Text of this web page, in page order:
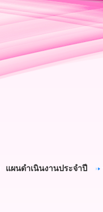
แผนดำเนินงานประจำปี